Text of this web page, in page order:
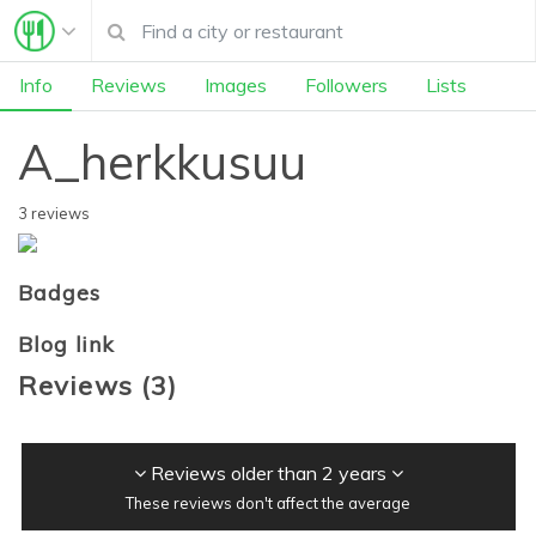
Info Reviews Images Followers Lists
A_herkkusuu
3 reviews
Badges
Blog link
Reviews (3)
Reviews older than 2 years
These reviews don't affect the average